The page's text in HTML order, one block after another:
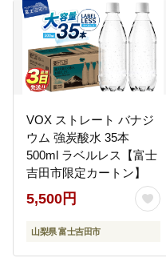
VOX ストレート バナジ
ウム 強炭酸水 35本
500ml ラベルレス【富士
吉田市限定カートン】
5,500円
山梨県 富士吉田市